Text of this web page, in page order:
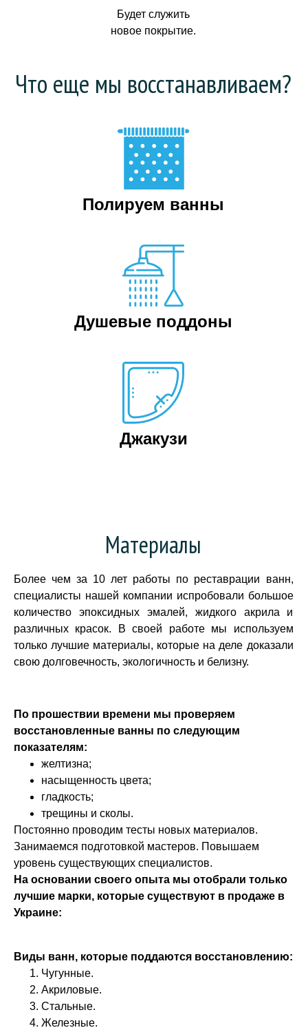
Будет служить
новое покрытие.
Что еще мы восстанавливаем?
Полируем ванны
Душевые поддоны
Джакузи
Материалы
Более чем за 10 лет работы по реставрации ванн,
специалисты нашей компании испробовали большое
количество эпоксидных эмалей, жидкого акрила и
различных красок. В своей работе мы используем
только лучшие материалы, которые на деле доказали
свою долговечность, экологичность и белизну.
По прошествии времени мы проверяем
восстановленные ванны по следующим
показателям:
желтизна;
насыщенность цвета;
гладкость;
трещины и сколы.
Постоянно проводим тесты новых материалов.
Занимаемся подготовкой мастеров. Повышаем
уровень существующих специалистов.
На основании своего опыта мы отобрали только
лучшие марки, которые существуют в продаже в
Украине:
Виды ванн, которые поддаются восстановлению:
Чугунные.
Акриловые.
Стальные.
Железные.